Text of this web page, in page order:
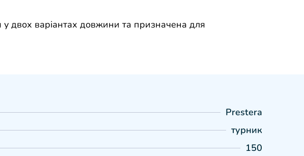
двох варіантах довжини та призначена для
Prestera
турник
150